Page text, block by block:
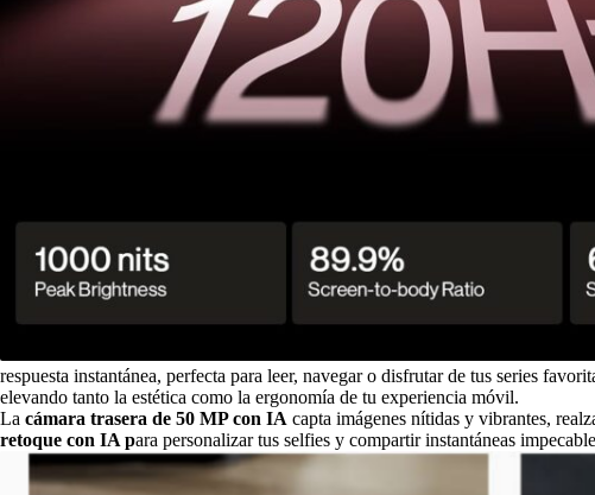
respuesta instantánea, perfecta para leer, navegar o disfrutar de tus series
elevando tanto la estética como la ergonomía de tu experiencia móvil.
La cámara trasera de 50 MP con IA capta imágenes nítidas y vibrantes,
retoque con IA para personalizar tus selfies y compartir instantáneas